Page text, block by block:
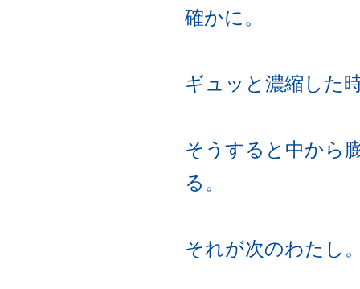
確かに。
ギュッと濃縮した
そうすると中から
る。
それが次のわたし